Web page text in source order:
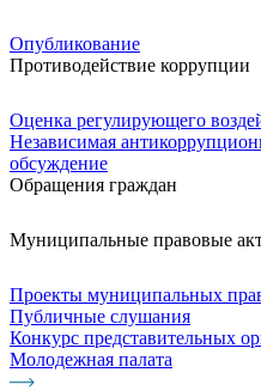
Опубликование
Противодействие коррупции
Оценка регулирующего
Независимая
обсуждение
Обращения граждан
Муниципальные правовые
Проекты муниципальных
Публичные слушания
Конкурс представительных
Молодежная палата